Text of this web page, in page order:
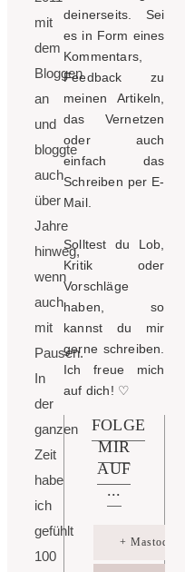
mit
dem
Bloggen
an
und
bloggte
auch
über
Jahre
hinweg,
wenn
auch
mit
Pausen.
In
der
ganzen
Zeit
habe
ich
gefühlt
100
deinerseits. Sei
es in Form eines
Kommentars,
Feedback zu
meinen Artikeln,
das Vernetzen
oder auch
einfach das
Schreiben per E-
Mail.
Solltest du Lob,
Kritik oder
Vorschläge
haben, so
kannst du mir
gerne schreiben.
Ich freue mich
auf dich! ♡
FOLGE
MIR
AUF
...
+ Mastodon